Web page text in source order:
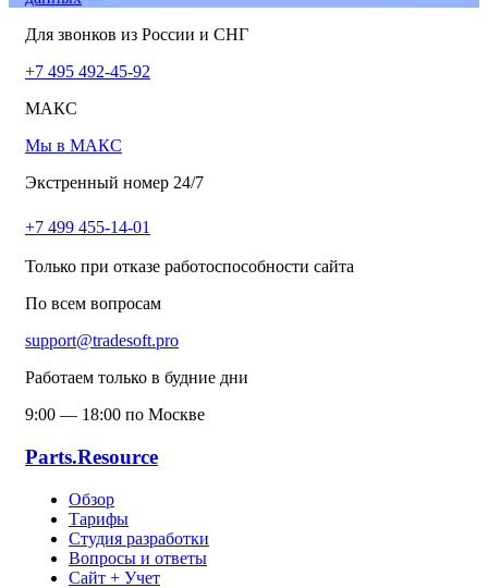
Для звонков из России и СНГ
+7 495 492-45-92
МАКС
Мы в МАКС
Экстренный номер 24/7
+7 499 455-14-01
Только при отказе работоспособности сайта
По всем вопросам
support@tradesoft.pro
Работаем только в будние дни
9:00 — 18:00 по Москве
Parts.Resource
Обзор
Тарифы
Студия разработки
Вопросы и ответы
Сайт + Учет